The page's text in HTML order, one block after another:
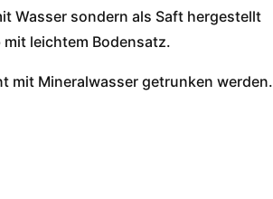
Wasser sondern als Saft hergestellt
leichtem Bodensatz.
mit Mineralwasser getrunken werden.